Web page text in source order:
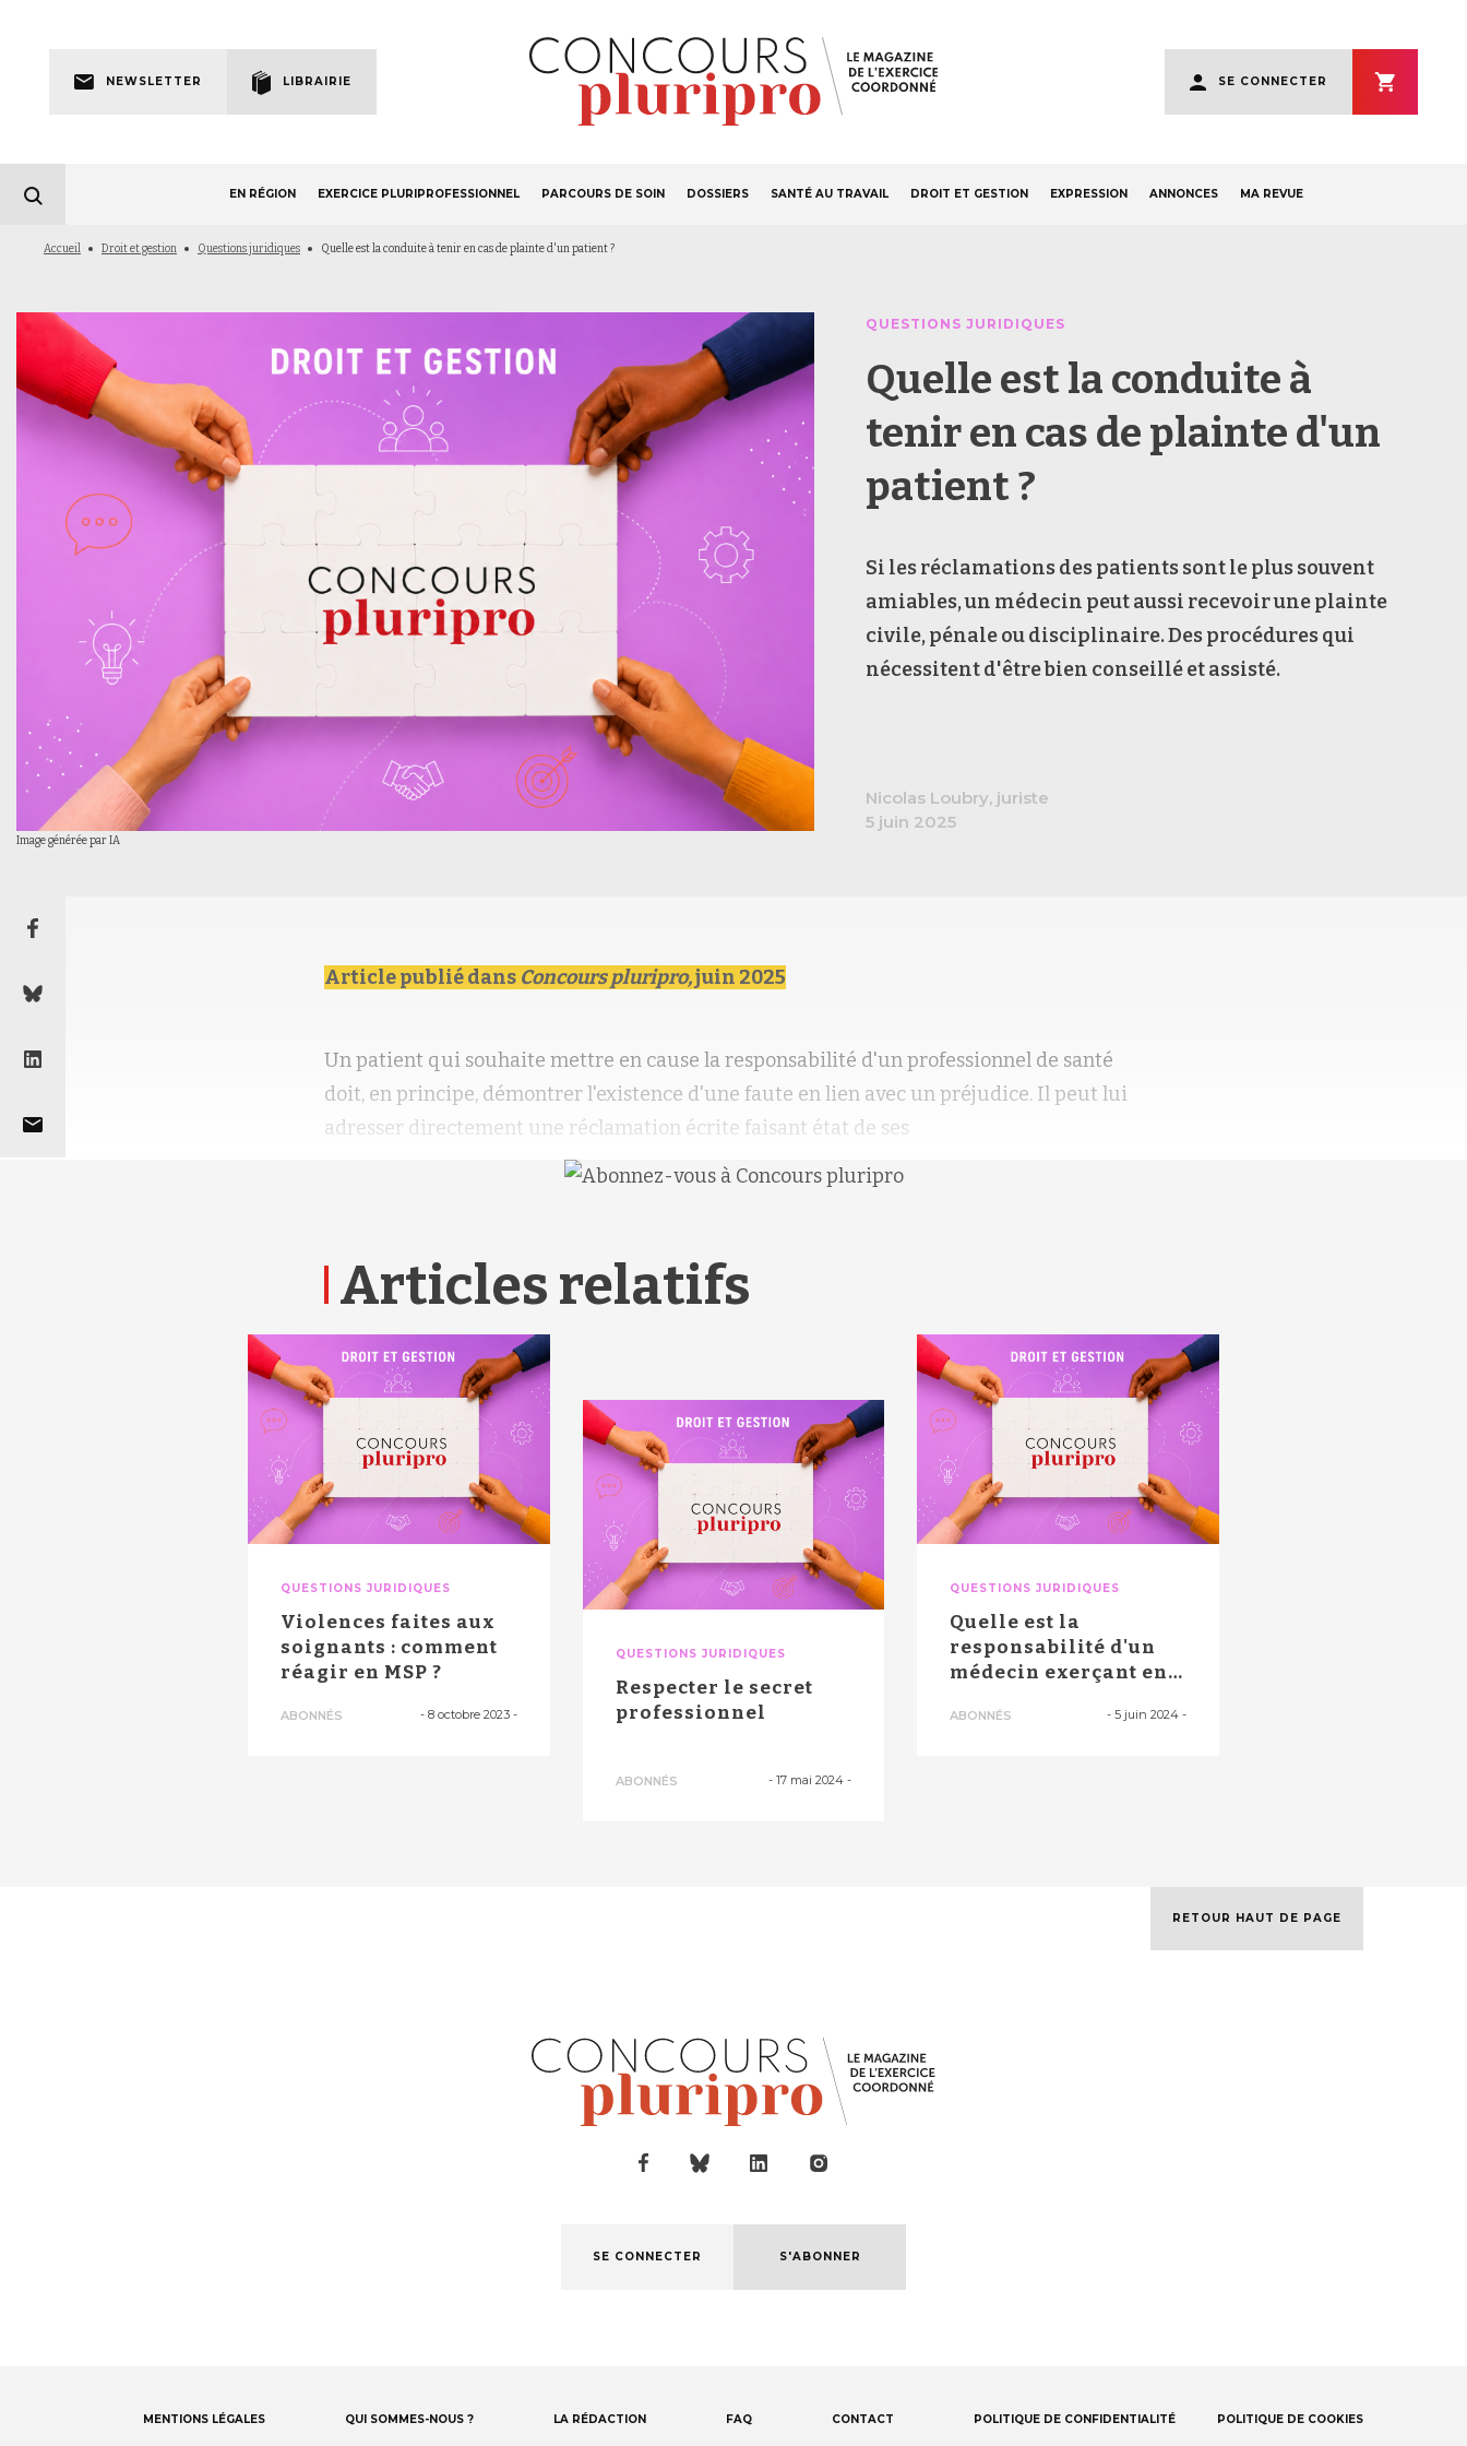
navigation
NEWSLETTER LIBRAIRIE
account
menu
SE CONNECTER
S'ABONNER
principale
EN RÉGION EXERCICE PLURIPROFESSIONNEL PARCOURS DE SOIN DOSSIERS SANTÉ AU TRAVAIL DROIT ET GESTION EXPRESSION ANNONCES MA REVUE
Fil
Accueil Droit et gestion Questions juridiques Quelle est la conduite à tenir en cas de plainte d'un patient ?
Image générée par IA
QUESTIONS JURIDIQUES
Quelle est la conduite à
tenir en cas de plainte d'un
patient ?
Si les réclamations des patients sont le plus souvent
amiables, un médecin peut aussi recevoir une plainte
civile, pénale ou disciplinaire. Des procédures qui
nécessitent d'être bien conseillé et assisté.
Nicolas Loubry, juriste
5 juin 2025
Article publié dans Concours pluripro,juin 2025
Un patient qui souhaite mettre en cause la responsabilité d'un professionnel de santé
doit, en principe, démontrer l'existence d'une faute en lien avec un préjudice. Il peut lui
adresser directement une réclamation écrite faisant état de ses
Articles relatifs
QUESTIONS JURIDIQUES
Violences faites aux
soignants : comment
réagir en MSP ?
ABONNÉS - 8 octobre 2023-
QUESTIONS JURIDIQUES
Respecter le secret
professionnel
ABONNÉS -17 mai 2024 -
QUESTIONS JURIDIQUES
Quelle est la
responsabilité d'un
médecin exerçant en
ABONNÉS - 5 juin 2024 -
RETOUR HAUT DE PAGE
SE CONNECTER S'ABONNER
MENTIONS LÉGALES QUI SOMMES-NOUS ? LA RÉDACTION FAQ CONTACT POLITIQUE DE CONFIDENTIALITÉ POLITIQUE DE COOKIES